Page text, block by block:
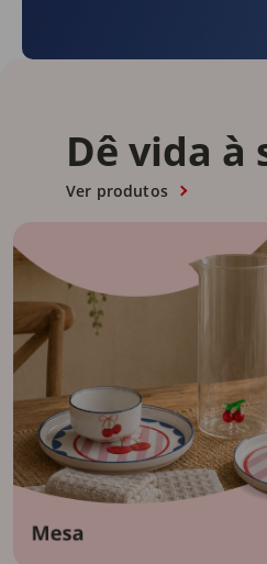
Dê vida à
Ver produtos